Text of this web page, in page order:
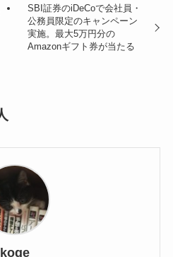
SBI証券のiDeCoで会社員・
公務員限定のキャンペーン
実施。最大5万円分の
Amazonギフト券が当たる
koge